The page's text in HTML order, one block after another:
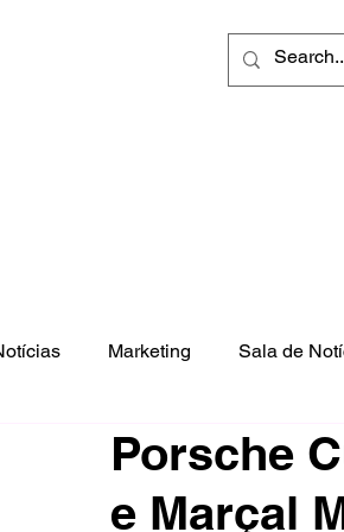
Marketing Sala de
Porsche
e Marçal